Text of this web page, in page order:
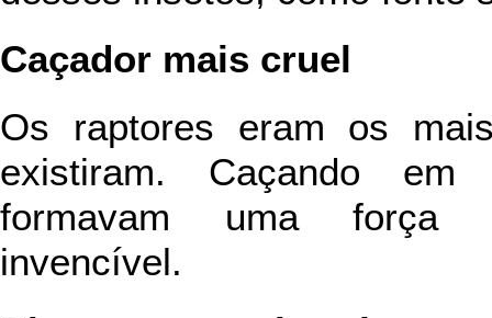
Caçador mais cruel
Os raptores eram os
existiram. Caçando em
formavam uma força
invencível.